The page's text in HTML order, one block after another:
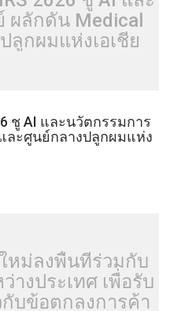
ผลักดัน Medical
ลูกผมแห่งเอเชีย
ชู AI และนวัตกรรมการ
ละศูนย์กลางปลูกผมแห่ง
หม่ลงพื้นที่ร่วมกับ
างประเทศ เพื่อรับ
บข้อตกลงการค้า